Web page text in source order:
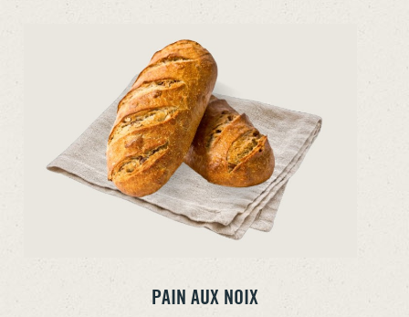
PAIN AUX NOIX